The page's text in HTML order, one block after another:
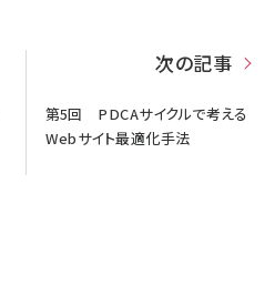
次の記事
第5回 PDCAサイクルで考える
Webサイト最適化手法